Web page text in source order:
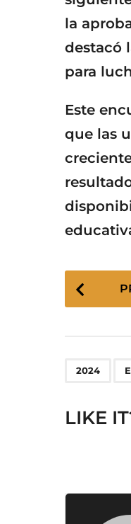
la
destacó
para
Este
que las
P
i
i
2024
LIKE